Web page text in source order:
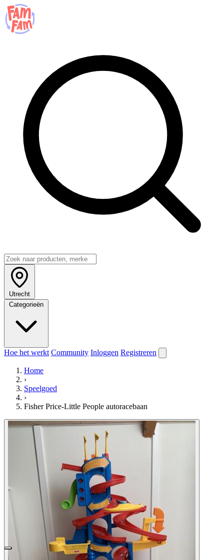
Utrecht
Categorieën
Hoe het werkt Community Inloggen Registreren
Home
›
Speelgoed
›
Fisher Price-Little People autoracebaan